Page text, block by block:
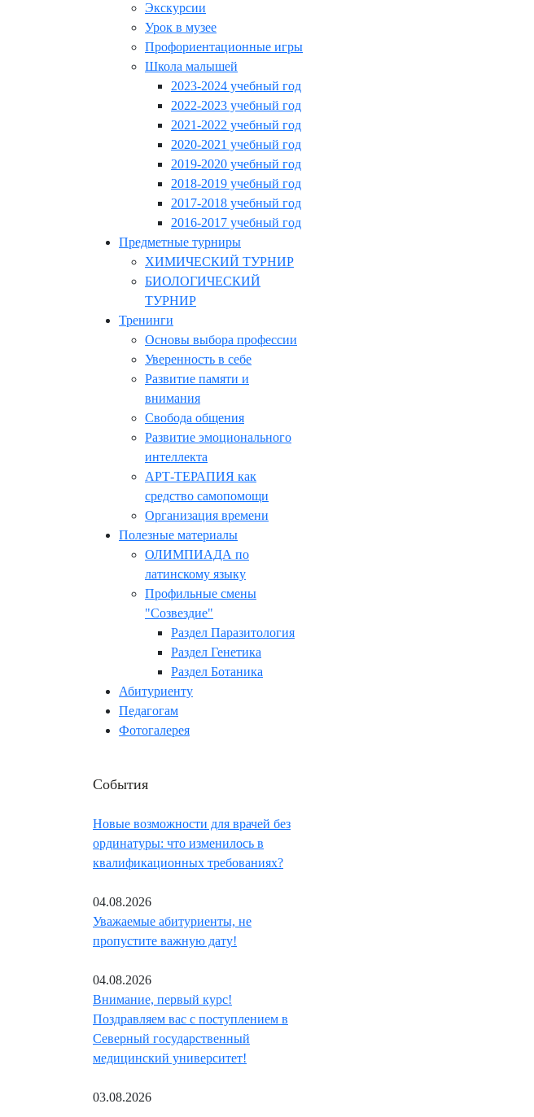
Экскурсии
Урок в музее
Профориентационные игры
Школа малышей
2023-2024 учебный год
2022-2023 учебный год
2021-2022 учебный год
2020-2021 учебный год
2019-2020 учебный год
2018-2019 учебный год
2017-2018 учебный год
2016-2017 учебный год
Предметные турниры
ХИМИЧЕСКИЙ ТУРНИР
БИОЛОГИЧЕСКИЙ
ТУРНИР
Тренинги
Основы выбора профессии
Уверенность в себе
Развитие памяти и
внимания
Свобода общения
Развитие эмоционального
интеллекта
АРТ-ТЕРАПИЯ как
средство самопомощи
Организация времени
Полезные материалы
ОЛИМПИАДА по
латинскому языку
Профильные смены
"Созвездие"
Раздел Паразитология
Раздел Генетика
Раздел Ботаника
Абитуриенту
Педагогам
Фотогалерея
События
Новые возможности для врачей без
ординатуры: что изменилось в
квалификационных требованиях?
04.08.2026
Уважаемые абитуриенты, не
пропустите важную дату!
04.08.2026
Внимание, первый курс!
Поздравляем вас с поступлением в
Северный государственный
медицинский университет!
03.08.2026